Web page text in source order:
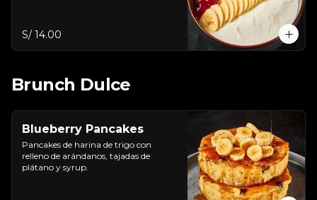
S/ 14.00
Brunch Dulce
Blueberry Pancakes
Pancakes de harina de trigo con
relleno de arándanos, tajadas de
plátano y syrup.